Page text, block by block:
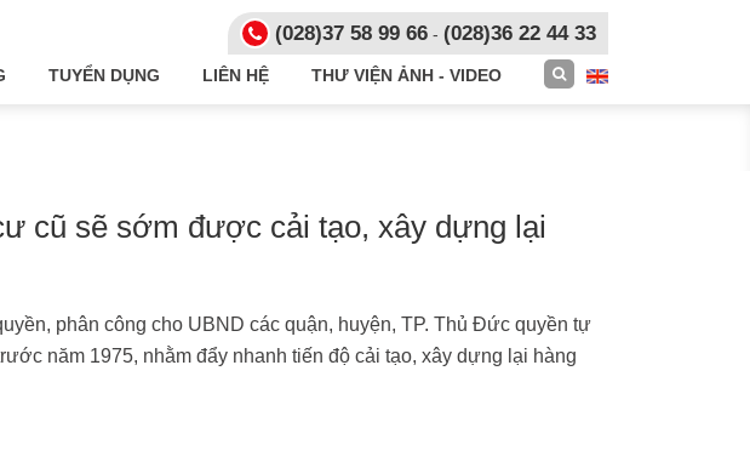
(028)37 58 99 66 - (028)36 22 44 33
TUYỂN DỤNG LIÊN HỆ THƯ VIỆN ẢNH - VIDEO
cũ sẽ sớm được cải tạo, xây dựng lại
phân công cho UBND các quận, huyện, TP. Thủ Đức quyền tự
năm 1975, nhằm đẩy nhanh tiến độ cải tạo, xây dựng lại hàng